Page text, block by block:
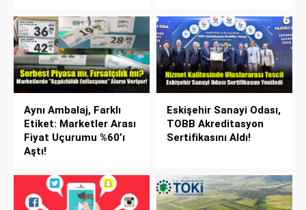
Aynı Ambalaj, Farklı
Etiket: Marketler Arası
Fiyat Uçurumu %60’ı
Aştı!
Eskişehir Sanayi Odası,
TOBB Akreditasyon
Sertifikasını Aldı!